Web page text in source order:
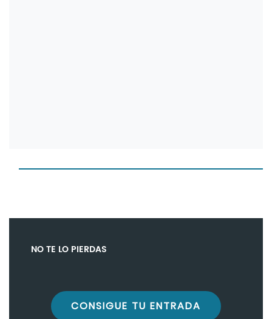
NO TE LO PIERDAS
CONSIGUE TU ENTRADA